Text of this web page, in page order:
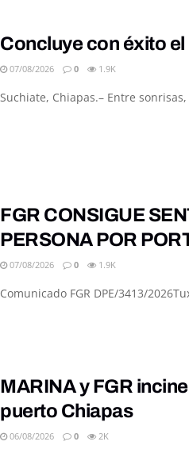
Concluye con éxito el
07/08/2026 0 1.9K
Suchiate, Chiapas.– Entre
FGR CONSIGUE
PERSONA POR
07/08/2026 0 1.9K
Comunicado FGR DPE/3413/
MARINA y FGR
puerto Chiapas
06/08/2026 0 2K